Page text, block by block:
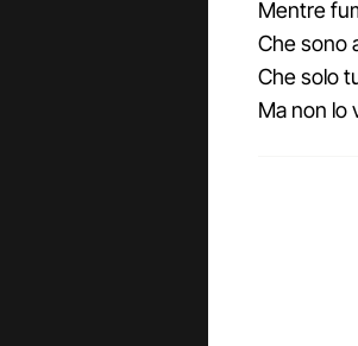
Mentre
Che sono
Che solo
Ma non lo